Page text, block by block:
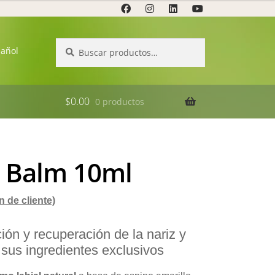
por:
$0.00 0 productos
10ml
de cliente)
y recuperación de la nariz y
ingredientes exclusivos